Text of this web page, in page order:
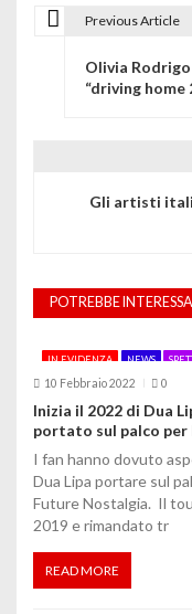
i
o
n
e
a
r
t
i
Previous Article
Olivia
“driving home
Gli artisti
POTREBBE
IN EVIDENZA NEWS
10 Febbraio 2022 0
Inizia il 2022 di Dua
portato sul palco per
I fan hanno dovuto
Dua Lipa portare sul
Future Nostalgia. Il
2019 e rimandato tr
READ MORE